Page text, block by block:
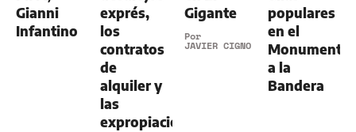
Gianni
Infantino
exprés,
los
contratos
de
alquiler y
las
expropiaciones
Gigante
Por
JAVIER CIGNO
populares
en el
Monumento
a la
Bandera